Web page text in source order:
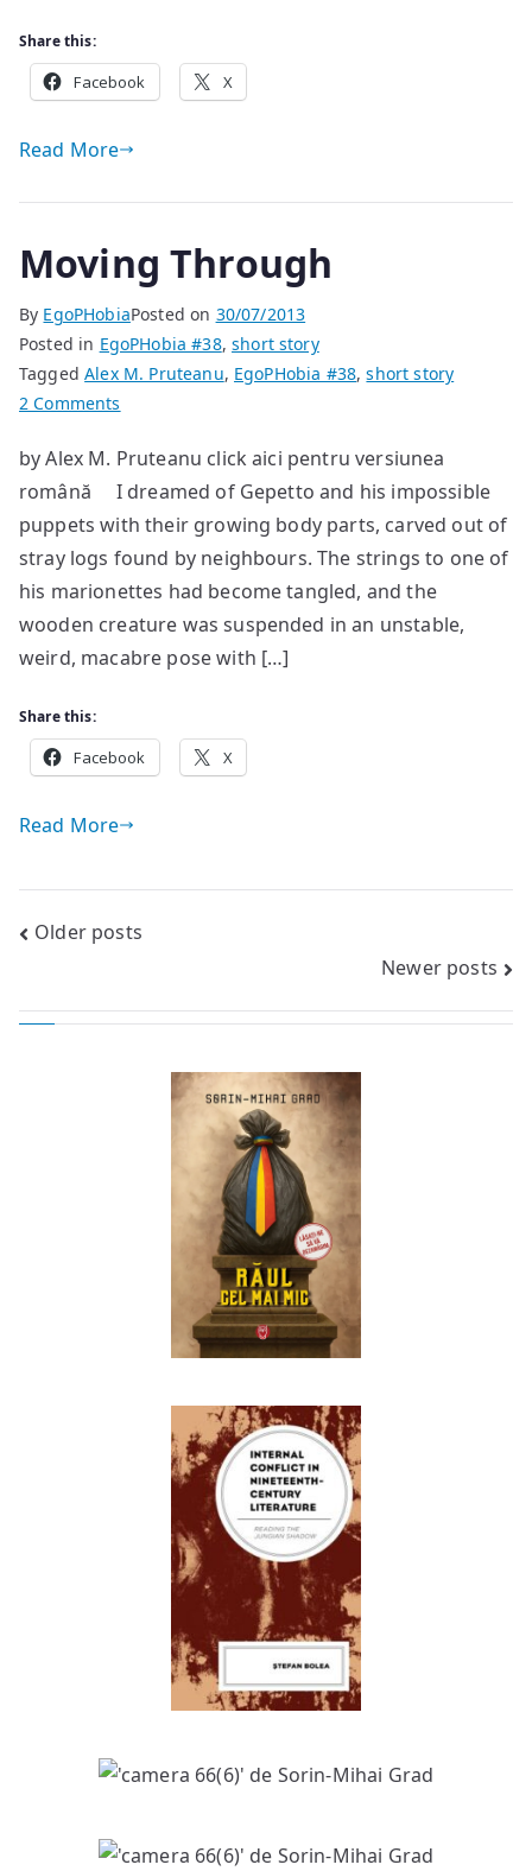
Share this:
Facebook X
Read More
Moving Through
By EgoPHobiaPosted on 30/07/2013
Posted in EgoPHobia #38,short story
TaggedAlex M. Pruteanu, EgoPHobia #38,short story
2 Comments
Through
by Alex M. Pruteanu click aici pentru versiunea
română I dreamed of Gepetto and his impossible
puppets with their growing body parts, carved out of
stray logs found by neighbours. The strings to one of
his marionettes had become tangled, and the
wooden creature was suspended in an unstable,
weird, macabre pose with […]
Share this:
Facebook X
Read More
Posts
Older posts
Newer posts